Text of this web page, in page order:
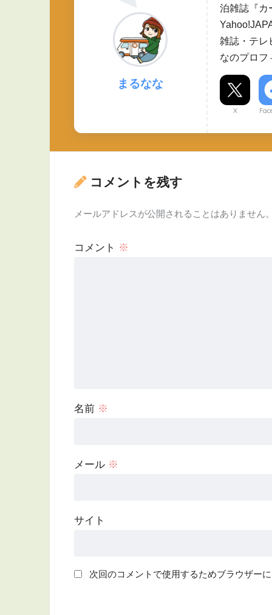
まるなな
泊雑誌『カ
雑誌・テレ
なのプロフ
X
コメントを残す
メールアドレスが公開されることはありません
コメント ※
名前 ※
メール ※
サイト
次回のコメントで使用するためブラウザー